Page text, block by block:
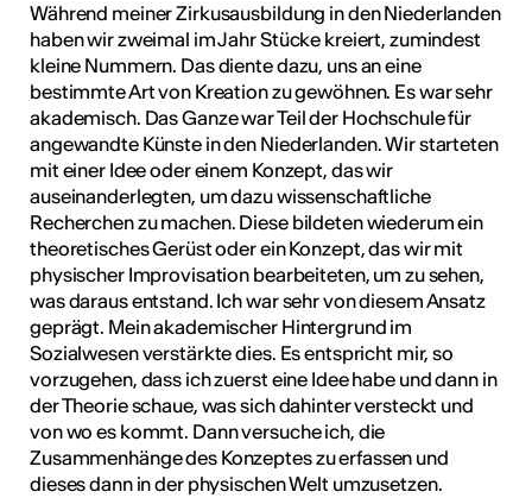
Während meiner Zirkusausbildung in den Niederlanden
haben wir zweimal im Jahr Stücke kreiert, zumindest
kleine Nummern. Das diente dazu, uns an eine
bestimmte Art von Kreation zu gewöhnen. Es war sehr
akademisch. Das Ganze war Teil der Hochschule für
angewandte Künste in den Niederlanden. Wir starteten
mit einer Idee oder einem Konzept, das wir
auseinanderlegten, um dazu wissenschaftliche
Recherchen zu machen. Diese bildeten wiederum ein
theoretisches Gerüst oder ein Konzept, das wir mit
physischer Improvisation bearbeiteten, um zu sehen,
was daraus entstand. Ich war sehr von diesem Ansatz
geprägt. Mein akademischer Hintergrund im
Sozialwesen verstärkte dies. Es entspricht mir, so
vorzugehen, dass ich zuerst eine Idee habe und dann in
der Theorie schaue, was sich dahinter versteckt und
von wo es kommt. Dann versuche ich, die
Zusammenhänge des Konzeptes zu erfassen und
dieses dann in der physischen Welt umzusetzen.